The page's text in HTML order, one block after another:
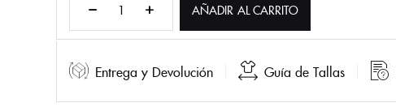
AÑADIR AL CARRITO
Entrega y Devolución Guía de Tallas